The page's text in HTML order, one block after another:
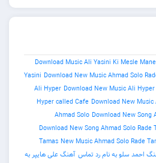
Download Music Ali Yasini Ki
Yasini Download New Music
Ali Hyper Download New
Hyper called Cafe Download
Ahmad Solo Download
Download New Song
Tamas New Music Ahmad
به نام رد تماس آهنگ علی هایپر به